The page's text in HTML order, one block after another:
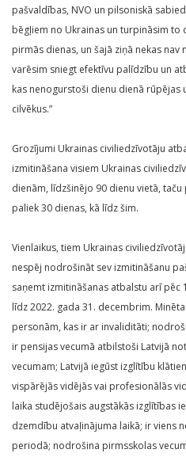
pašvaldības, NVO un pilsoniskā
bēgļiem no Ukrainas un turpināsim to
pirmās dienas, un šajā ziņā nekas
varēsim sniegt efektīvu palīdzību un
kas nenogurstoši dienu dienā rūpējas
cilvēkus.”
Grozījumi Ukrainas civiliedzīvotāju
izmitināšana visiem Ukrainas
dienām, līdzšinējo 90 dienu vietā,
paliek 30 dienas, kā līdz šim.
Vienlaikus, tiem Ukrainas
nespēj nodrošināt sev izmitināšanu
saņemt izmitināšanas atbalstu arī pēc
līdz 2022. gada 31. decembrim.
personām, kas ir ar invaliditāti;
ir pensijas vecumā atbilstoši Latvijā
vecumam; Latvijā iegūst izglītību
vispārējās vidējās vai profesionālās
laika studējošais augstākās izglītības
dzemdību atvaļinājuma laikā; ir viens
periodā; nodrošina pirmsskolas